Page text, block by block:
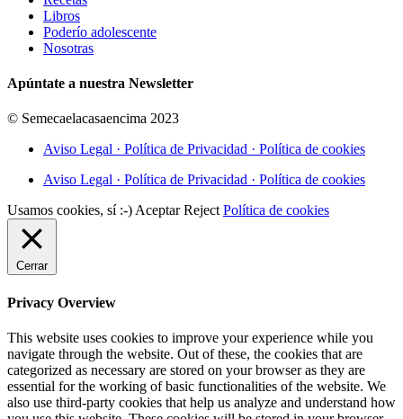
Libros
Poderío adolescente
Nosotras
Apúntate a nuestra Newsletter
© Semecaelacasaencima 2023
Aviso Legal · Política de Privacidad · Política de cookies
Aviso Legal · Política de Privacidad · Política de cookies
Usamos cookies, sí :-)Aceptar Reject Política de cookies
Cerrar
Privacy Overview
This website uses cookies to improve your experience while you
navigate through the website. Out of these, the cookies that are
categorized as necessary are stored on your browser as they are
essential for the working of basic functionalities of the website. We
also use third-party cookies that help us analyze and understand how